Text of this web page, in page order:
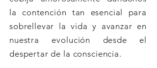
la contención tan esencial para
sobrellevar la vida y avanzar en
nuestra evolución desde el
despertar de la consciencia.